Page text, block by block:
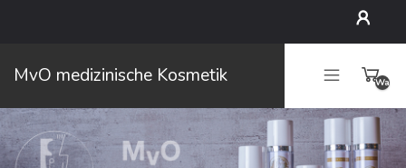
Konto
MvO medizinische Kosmetik